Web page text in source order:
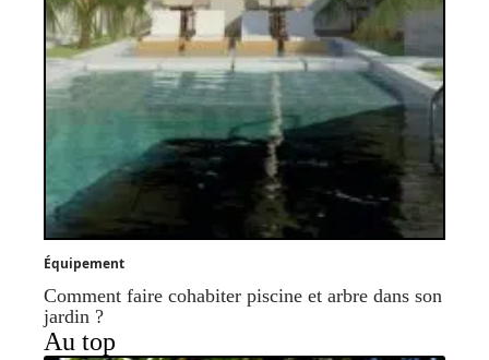
Équipement
Comment faire cohabiter piscine et arbre dans son
jardin ?
Au top